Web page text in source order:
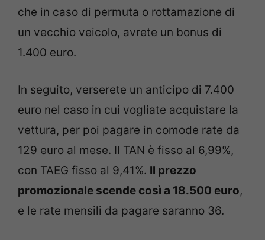
che in caso di permuta o rottamazione di
un vecchio veicolo, avrete un bonus di
1.400 euro.
In seguito, verserete un anticipo di 7.400
euro nel caso in cui vogliate acquistare la
vettura, per poi pagare in comode rate da
129 euro al mese. Il TAN è fisso al 6,99%,
con TAEG fisso al 9,41%. Il prezzo
promozionale scende così a 18.500 euro,
e le rate mensili da pagare saranno 36.